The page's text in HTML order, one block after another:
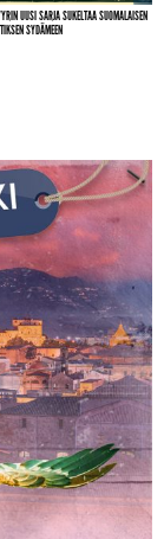
UUSI SARJA SUKELTAA SUOMALAISEN
SYDÄMEEN